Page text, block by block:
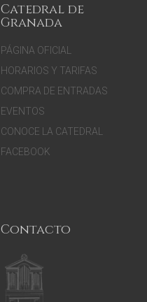
Catedral de
Granada
PÁGINA OFICIAL
HORARIOS Y TARIFAS
COMPRA DE ENTRADAS
EVENTOS
CONOCE LA CATEDRAL
FACEBOOK
Contacto